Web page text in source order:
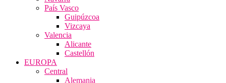
País Vasco
Guipúzcoa
Vizcaya
Valencia
Alicante
Castellón
EUROPA
Central
Alemania